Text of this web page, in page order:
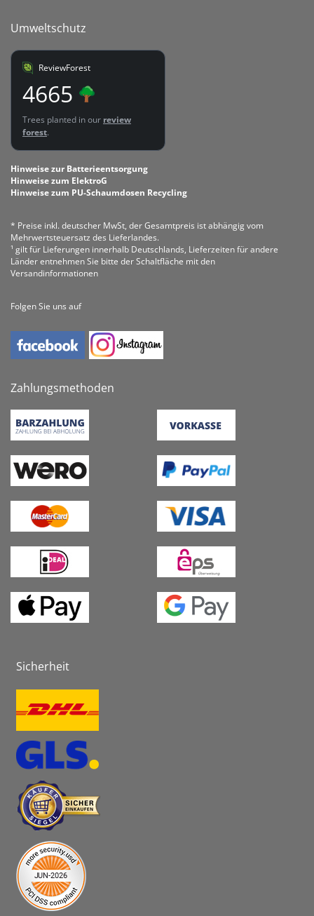
Umweltschutz
ReviewForest
4665
Trees planted in our review
forest.
Hinweise zur Batterieentsorgung
Hinweise zum ElektroG
Hinweise zum PU-Schaumdosen Recycling
* Preise inkl. deutscher MwSt, der Gesamtpreis ist abhängig vom
Mehrwertsteuersatz des Lieferlandes.
¹ gilt für Lieferungen innerhalb Deutschlands, Lieferzeiten für andere
Länder entnehmen Sie bitte der Schaltfläche mit den
Versandinformationen
Folgen Sie uns auf
Zahlungsmethoden
Sicherheit